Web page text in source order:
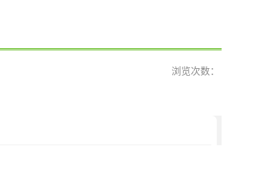
浏览次数：